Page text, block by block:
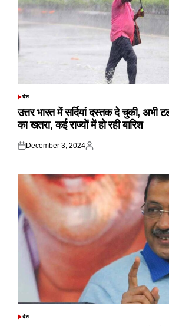
POSTED
देश
उत्तर भारत में सर्दियां दस्तक दे चुकी, अभी
का खतरा, कई राज्यों में हो रही बारिश
Posted
December 3, 2024
Posted
POSTED
देश